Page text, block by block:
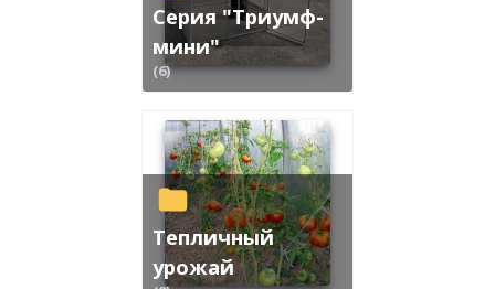
Серия "Триумф-
мини"
(6)
Тепличный
урожай